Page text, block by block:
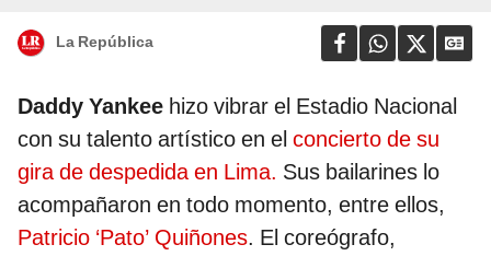
La República
Daddy Yankee hizo vibrar el Estadio Nacional
con su talento artístico en el concierto de su
gira de despedida en Lima. Sus bailarines lo
acompañaron en todo momento, entre ellos,
Patricio ‘Pato’ Quiñones. El coreógrafo,